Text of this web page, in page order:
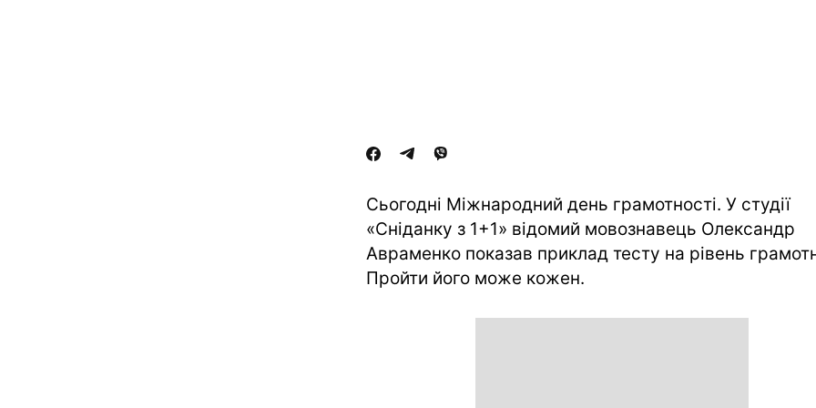
Сьогодні Міжнародний день грамотності. У студії
«Сніданку з 1+1» відомий мовознавець Олександр
Авраменко показав приклад тесту на рівень
Пройти його може кожен.